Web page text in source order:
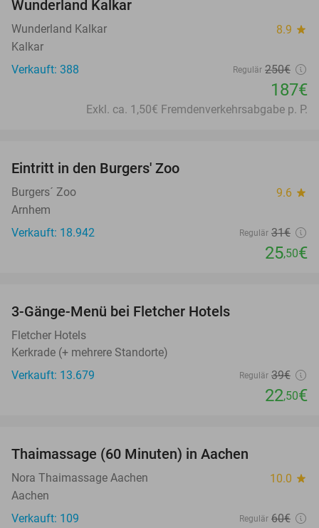
Wunderland Kalkar
Wunderland Kalkar 8.9 star
Kalkar
Verkauft: 388
Regulär 250€
187€
Exkl. ca. 1,50€ Fremdenverkehrsabgabe p. P.
Eintritt in den Burgers' Zoo
Burgers´ Zoo 9.6 star
Arnhem
Verkauft: 18.942
Regulär 31€
25,50€
3-Gänge-Menü bei Fletcher Hotels
Fletcher Hotels
Kerkrade (+ mehrere Standorte)
Verkauft: 13.679
Regulär 39€
22,50€
Thaimassage (60 Minuten) in Aachen
Nora Thaimassage Aachen 10.0 star
Aachen
Verkauft: 109
Regulär 60€